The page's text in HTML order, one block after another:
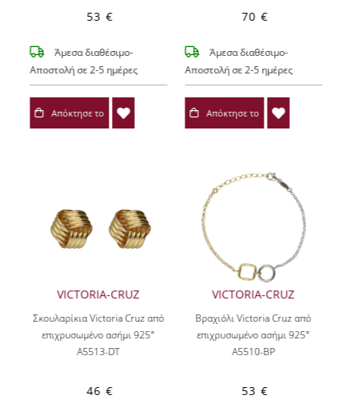
53 €
Άμεσα διαθέσιμο-
Αποστολή σε 2-5 ημέρες
Απόκτησε το
70 €
Άμεσα διαθέσιμο-
Αποστολή σε 2-5 ημέρες
Απόκτησε το
VICTORIA-CRUZ
Σκουλαρίκια Victoria Cruz από
επιχρυσωμένο ασήμι 925°
A5513-DT
46 €
VICTORIA-CRUZ
Βραχιόλι Victoria Cruz από
επιχρυσωμένο ασήμι 925°
A5510-BP
53 €